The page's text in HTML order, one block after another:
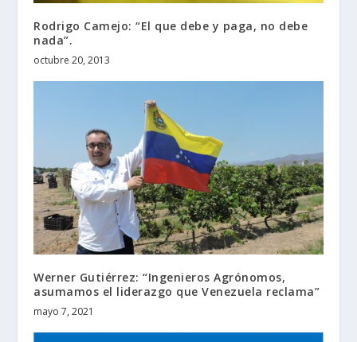
Rodrigo Camejo: “El que debe y paga, no debe
nada”.
octubre 20, 2013
Werner Gutiérrez: “Ingenieros Agrónomos,
asumamos el liderazgo que Venezuela reclama”
mayo 7, 2021